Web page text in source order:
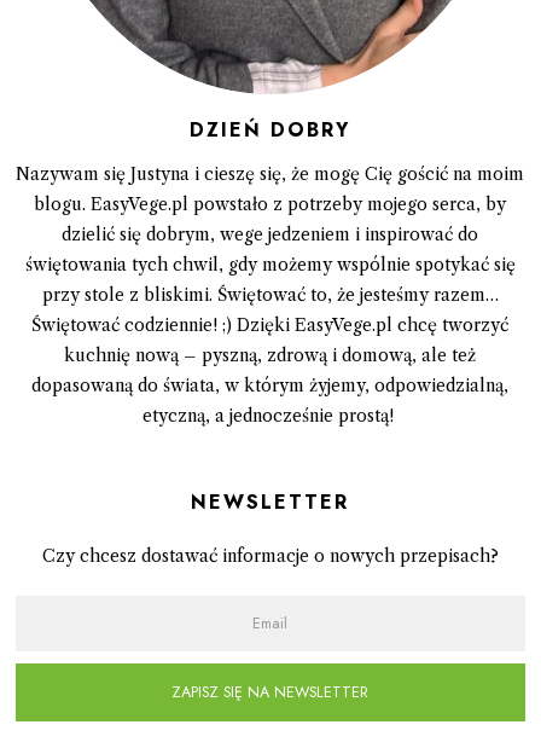
DZIEŃ DOBRY
Nazywam się Justyna i cieszę się, że mogę Cię gościć na moim
blogu. EasyVege.pl powstało z potrzeby mojego serca, by
dzielić się dobrym, wege jedzeniem i inspirować do
świętowania tych chwil, gdy możemy wspólnie spotykać się
przy stole z bliskimi. Świętować to, że jesteśmy razem…
Świętować codziennie! ;) Dzięki EasyVege.pl chcę tworzyć
kuchnię nową – pyszną, zdrową i domową, ale też
dopasowaną do świata, w którym żyjemy, odpowiedzialną,
etyczną, a jednocześnie prostą!
Newsletter
Czy chcesz dostawać informacje o nowych przepisach?
ZAPISZ SIĘ NA NEWSLETTER